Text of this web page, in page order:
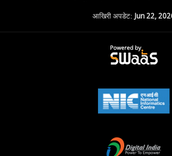
आखिरी अपडेट:Jun 22,